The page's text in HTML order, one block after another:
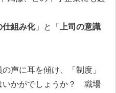
仕組み化」と「
上司の意識
声に耳を傾け、「制度」
いかがでしょうか？ 職場